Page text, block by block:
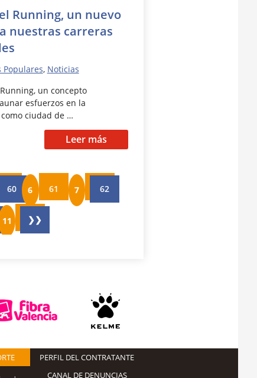
Running, un nuevo
nuestras carreras
Populares, Noticias
un concepto
esfuerzos en la
ciudad de …
Leer más
60 61 62
❯❯
PERFIL DEL CONTRATANTE
CANAL DE DENUNCIAS